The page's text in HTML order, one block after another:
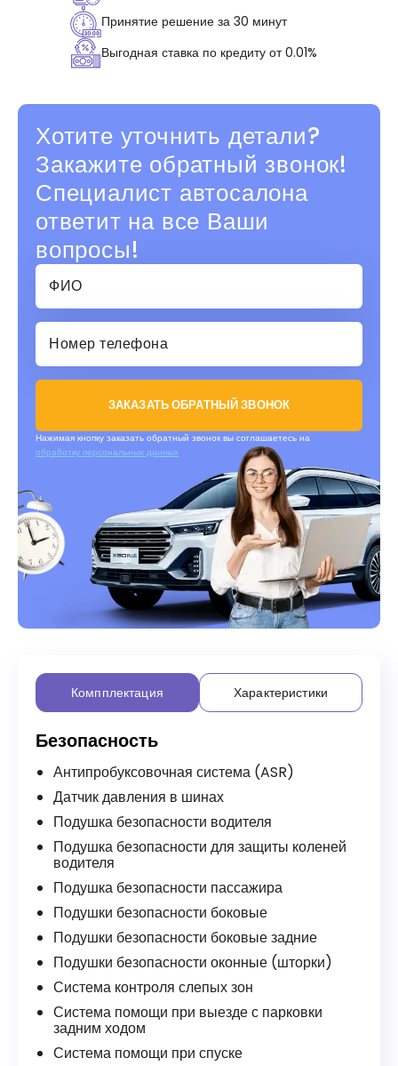
Принятие решение за 30 минут
Выгодная ставка по кредиту от 0.01%
Хотите уточнить детали?
Закажите обратный звонок!
Специалист автосалона
ответит на все Ваши
вопросы!
ЗАКАЗАТЬ ОБРАТНЫЙ ЗВОНОК
Нажимая кнопку заказать обратный звонок вы соглашаетесь на
обработку персональных данных
Компплектация Характеристики
Безопасность
Антипробуксовочная система (ASR)
Датчик давления в шинах
Подушка безопасности водителя
Подушка безопасности для защиты коленей
водителя
Подушка безопасности пассажира
Подушки безопасности боковые
Подушки безопасности боковые задние
Подушки безопасности оконные (шторки)
Система контроля слепых зон
Система помощи при выезде с парковки
задним ходом
Система помощи при спуске